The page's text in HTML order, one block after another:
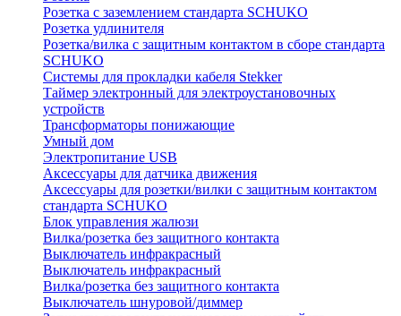
Розетка с заземлением стандарта SCHUKO
Розетка удлинителя
Розетка/вилка с защитным контактом в сборе стандарта
SCHUKO
Системы для прокладки кабеля Stekker
Таймер электронный для электроустановочных
устройств
Трансформаторы понижающие
Умный дом
Электропитание USB
Аксессуары для датчика движения
Аксессуары для розетки/вилки с защитным контактом
стандарта SCHUKO
Блок управления жалюзи
Вилка/розетка без защитного контакта
Выключатель инфракрасный
Выключатель инфракрасный
Вилка/розетка без защитного контакта
Выключатель шнуровой/диммер